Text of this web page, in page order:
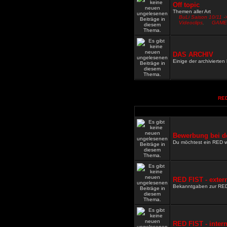
Off topic
Themen aller Art
BuLi Saison 10/11 -
Videoclips
DAS ARCHIV
Einige der
Bewerbung bei
Du möchtest ein RED
RED FIST -
Bekanntgaben zur
RED FIST - intern